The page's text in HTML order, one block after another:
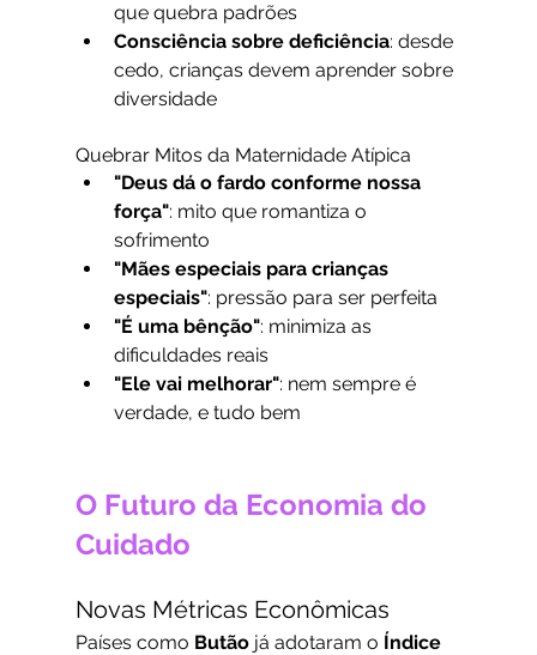
que quebra padrões
Consciência sobre deficiência: desde
cedo, crianças devem aprender sobre
diversidade
Quebrar Mitos da Maternidade Atípica
"Deus dá o fardo conforme nossa
força": mito que romantiza o
sofrimento
"Mães especiais para crianças
especiais": pressão para ser perfeita
"É uma bênção": minimiza as
dificuldades reais
"Ele vai melhorar": nem sempre é
verdade, e tudo bem
O Futuro da Economia do
Cuidado
Novas Métricas Econômicas
Países como Butão já adotaram o Índice